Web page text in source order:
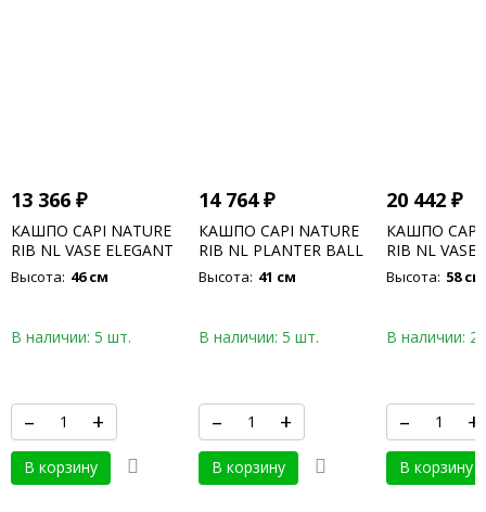
13 366 ₽
КАШПО CAPI NATURE
RIB NL VASE ELEGANT
LOW BLACK GOLD
Высота: 46 см
В наличии: 5 шт.
– +
В корзину
14 764₽
КАШПО CAPI NATURE
RIB NL PLANTER BALL
BLACK GOLD
Высота: 41 см
В наличии: 5 шт.
– +
В корзину
20 442 ₽
КАШПО CAPI
RIB NL VASE
DELUXE
Высота: 58 см
В наличии: 2
– +
В корзину